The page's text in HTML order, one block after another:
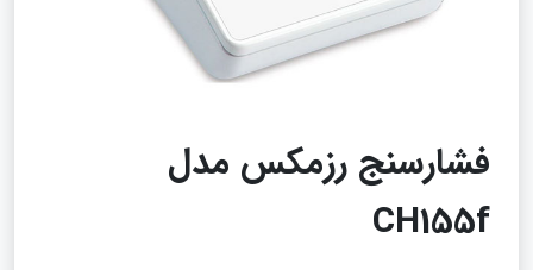
فشارسنج رزمکس مدل
CH155f